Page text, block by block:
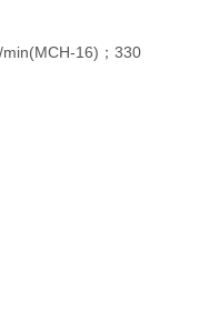
16)；330